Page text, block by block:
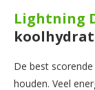
Lightning
De best
houden. Veel